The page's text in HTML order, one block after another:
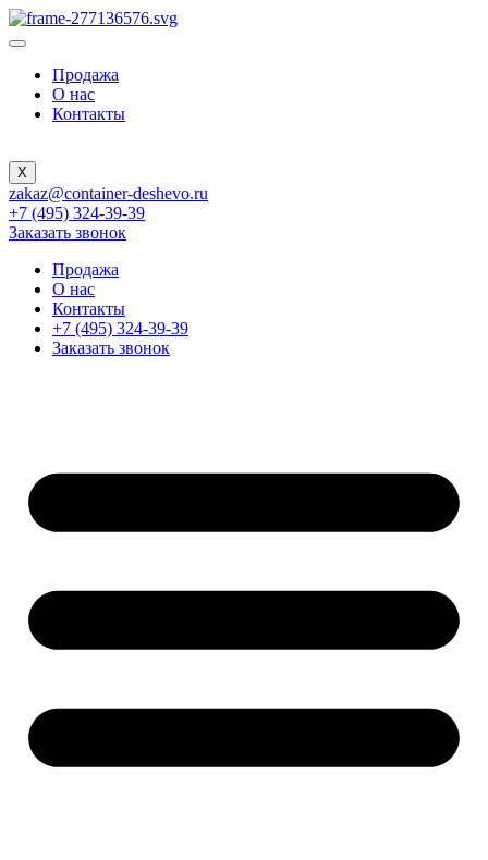
Продажа
О нас
Контакты
X
zakaz@container-deshevo.ru
+7 (495) 324-39-39
Заказать звонок
Продажа
О нас
Контакты
+7 (495) 324-39-39
Заказать звонок